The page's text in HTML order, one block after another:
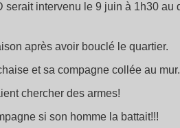
serait intervenu le 9 juin à 1h30 au
après avoir bouclé le quartier.
et sa compagne collée au mur.
chercher des armes!
si son homme la battait!!!